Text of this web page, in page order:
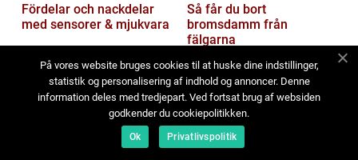
Fördelar och nackdelar
med sensorer & mjukvara
Så får du bort
bromsdamm från
fälgarna
På vores website bruges cookies til at huske dine indstillinger,
statistik og personalisering af indhold og annoncer. Denne
information deles med tredjepart. Ved fortsat brug af websiden
godkender du cookiepolitikken.
Ok Privatlivspolitik